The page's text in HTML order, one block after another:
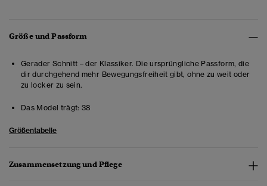
Größe und Passform
Gerader Schnitt – der Klassiker. Die ursprüngliche Passform, die
dir durchgehend mehr Bewegungsfreiheit gibt, ohne zu weit oder
zu locker zu sein.
Das Model trägt: 38
Größentabelle
Zusammensetzung und Pflege